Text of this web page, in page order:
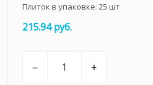
Плиток в упаковке: 25 шт
215.94 руб.
– +